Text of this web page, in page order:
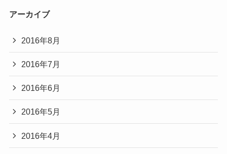
アーカイブ
2016年8月
2016年7月
2016年6月
2016年5月
2016年4月